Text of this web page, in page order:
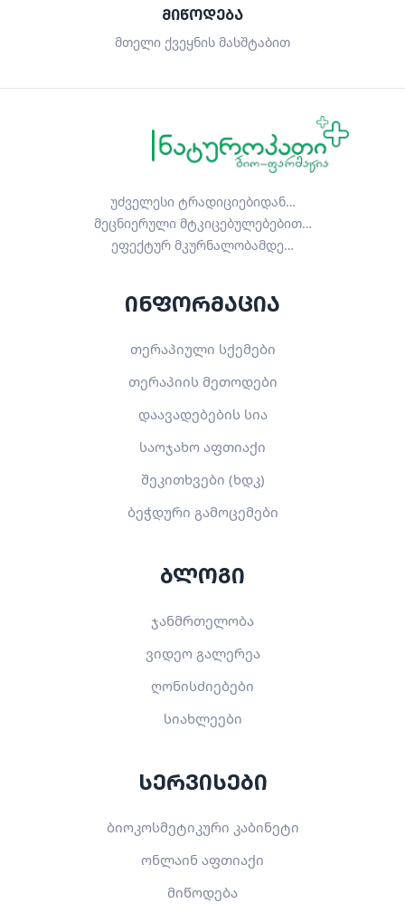
ᲛᲘᲬᲝᲓᲔᲑᲐ
მთელი ქვეყნის მასშტაბით
უძველესი ტრადიციებიდან…
მეცნიერული მტკიცებულებებით…
ეფექტურ მკურნალობამდე…
ინფორმაცია
თერაპიული სქემები
თერაპიის მეთოდები
დაავადებების სია
საოჯახო აფთიაქი
შეკითხვები (ხდკ)
ბეჭდური გამოცემები
ბლოგი
ჯანმრთელობა
ვიდეო გალერეა
ღონისძიებები
სიახლეები
სერვისები
ბიოკოსმეტიკური კაბინეტი
ონლაინ აფთიაქი
მიწოდება